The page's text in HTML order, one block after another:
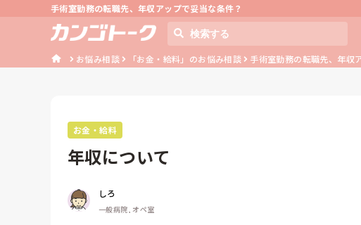
手術室勤務の転職先、年収アップで妥当な条件？
お悩み相談 「お金・給料」のお悩み相談 手術室勤務の転職先、年収
お金・給料
年収について
しろ
一般病院, オペ室